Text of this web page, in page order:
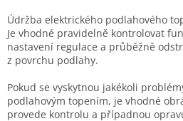
Údržba elektrického podlahového
Je vhodné pravidelně kontrolovat
nastavení regulace a průběžně
z povrchu podlahy.
Pokud se vyskytnou jakékoli
podlahovým topením, je vhodné
provede kontrolu a případnou